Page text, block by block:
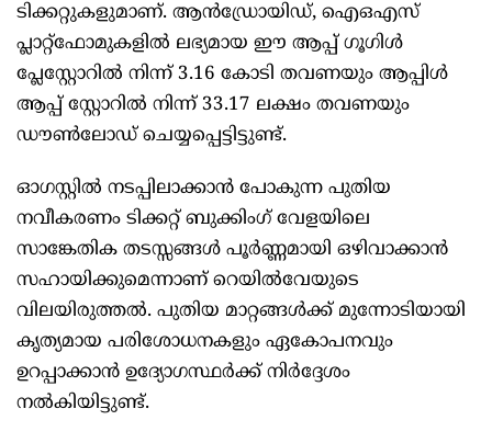
ടിക്കറ്റുകളുമാണ്. ആൻഡ്രോയിഡ്, ഐഒഎസ്
പ്ലാറ്റ്‌ഫോമുകളിൽ ലഭ്യമായ ഈ ആപ്പ് ഗൂഗിൾ
പ്ലേസ്റ്റോറിൽ നിന്ന് 3.16 കോടി തവണയും ആപ്പിൾ
ആപ്പ് സ്റ്റോറിൽ നിന്ന് 33.17 ലക്ഷം തവണയും
ഡൗൺലോഡ് ചെയ്യപ്പെട്ടിട്ടുണ്ട്.
ഓഗസ്റ്റിൽ നടപ്പിലാക്കാൻ പോകുന്ന പുതിയ
നവീകരണം ടിക്കറ്റ് ബുക്കിംഗ് വേളയിലെ
സാങ്കേതിക തടസ്സങ്ങൾ പൂർണ്ണമായി ഒഴിവാക്കാൻ
സഹായിക്കുമെന്നാണ് റെയിൽവേയുടെ
വിലയിരുത്തൽ. പുതിയ മാറ്റങ്ങൾക്ക് മുന്നോടിയായി
കൃത്യമായ പരിശോധനകളും ഏകോപനവും
ഉറപ്പാക്കാൻ ഉദ്യോഗസ്ഥർക്ക് നിർദ്ദേശം
നൽകിയിട്ടുണ്ട്.